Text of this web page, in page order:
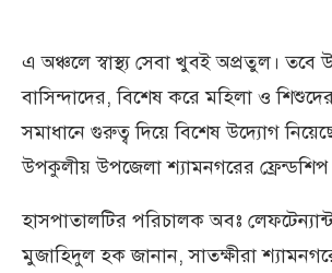
এ অঞ্চলে স্বাস্থ্য সেবা খুবই অপ্রতুল।
বাসিন্দাদের, বিশেষ করে মহিলা ও শিশুদের
সমাধানে গুরুত্ব দিয়ে বিশেষ উদ্যোগ
উপকুলীয় উপজেলা শ্যামনগরের ফ্রেন্ডশিপ
হাসপাতালটির পরিচালক অবঃ
মুজাহিদুল হক জানান, সাতক্ষীরা শ্যামনগরে